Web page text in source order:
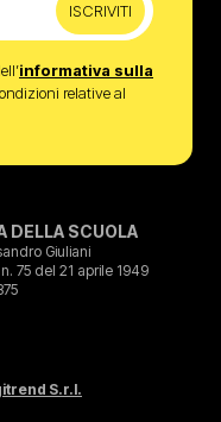
ISCRIVITI
informativa sulla
relative al
DELLA SCUOLA
Giuliani
75 del 21 aprile 1949
S.r.l.